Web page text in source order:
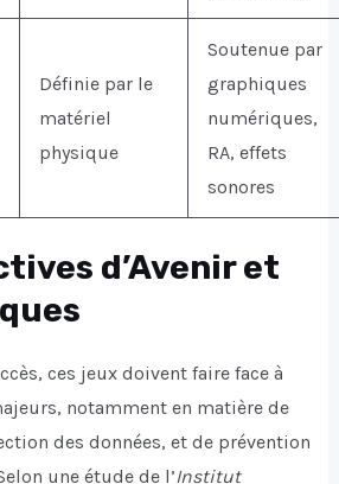
Définie par le
matériel
physique
Soutenue par
graphiques
numériques,
RA, effets
sonores
d’Avenir et
ces jeux doivent faire face à
notamment en matière de
des données, et de prévention
une étude de l’Institut